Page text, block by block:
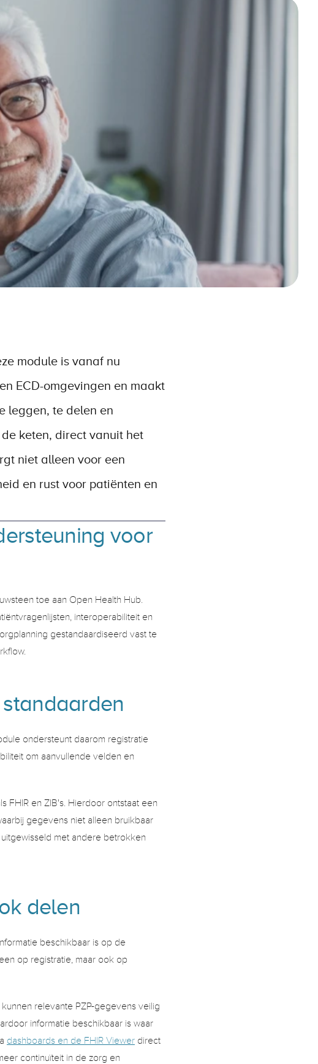
module is vanaf nu
ECD-omgevingen en maakt
leggen, te delen en
keten, direct vanuit het
niet alleen voor een
en rust voor patiënten en
voor
toe aan Open Health Hub.
interoperabiliteit en
gestandaardiseerd vast te
ondersteunt daarom registratie
om aanvullende velden en
FHIR en ZIB's. Hierdoor ontstaat een
gegevens niet alleen bruikbaar
met andere betrokken
delen
beschikbaar is op de
op registratie, maar ook op
relevante PZP-gegevens veilig
informatie beschikbaar is waar
dashboards en de FHIR Viewer direct
continuïteit in de zorg en